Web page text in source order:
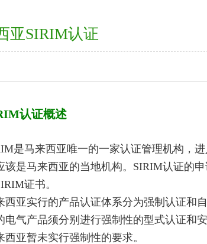
亚SIRIM认证
认证概述
是马来西亚唯一的一家认证管理机构，
该是马来西亚的当地机构。SIRIM认证的
证书。
西亚实行的产品认证体系分为强制认证和
电气产品须分别进行强制性的型式认证和
西亚暂未实行强制性的要求。